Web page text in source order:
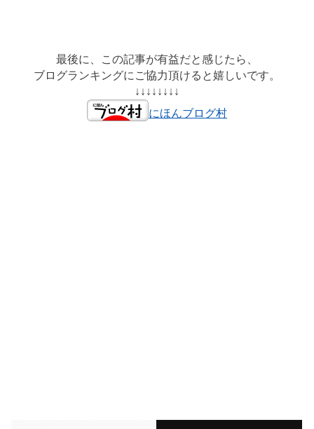
最後に、この記事が有益だと感じたら、
ブログランキングにご協力頂けると嬉しいです。
↓↓↓↓↓↓↓↓
にほんブログ村